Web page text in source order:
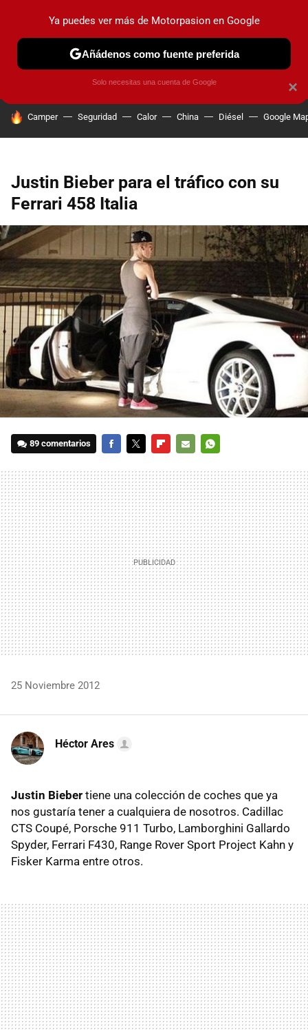
PRUEBAS COCHES ELÉCTRICOS OBSERVATORIO
HOY SE HABLA DE
Camper Seguridad Calor China Diésel Google
Justin Bieber para el tráfico con su
Ferrari 458 Italia
89 comentarios
MAIL
25 Noviembre 2012
Héctor Ares
Justin Bieber tiene una colección de coches que ya
nos gustaría tener a cualquiera de nosotros. Cadillac
CTS Coupé, Porsche 911 Turbo, Lamborghini Gallardo
Spyder, Ferrari F430, Range Rover Sport Project Kahn y
Fisker Karma entre otros.
×
Ya puedes ver más de Motorpasion en Google
Añádenos como fuente preferida
Solo necesitas una cuenta de Google